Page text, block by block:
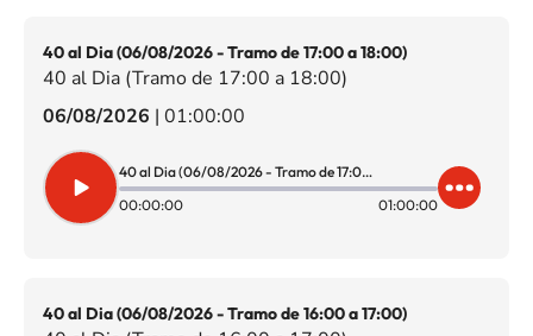
40 al Dia (06/08/2026 - Tramo de 17:00 a 18:00)
40 al Dia (Tramo de 17:00 a 18:00)
06/08/2026 | 01:00:00
40 al Dia (06/08/2026 - Tramo de 17:00 a 18:00)
00:00:00
01:00:00
40 al Dia (06/08/2026 - Tramo de 16:00 a 17:00)